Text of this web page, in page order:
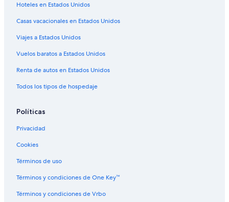
Hoteles en Norstedt
Hoteles en Jagel
Hoteles en Fahrdorf
Hoteles en Klint
Hoteles en Ockholm
Hoteles en Holnis
Hoteles en Estados Unidos
Casas vacacionales en Estados Unidos
Viajes a Estados Unidos
Vuelos baratos a Estados Unidos
Renta de autos en Estados Unidos
Todos los tipos de hospedaje
Políticas
Privacidad
Cookies
Términos de uso
Términos y condiciones de One Key™
Términos y condiciones de Vrbo